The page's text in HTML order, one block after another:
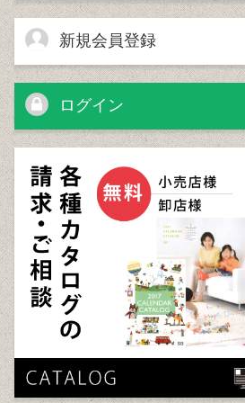
新規会員登録
ログイン